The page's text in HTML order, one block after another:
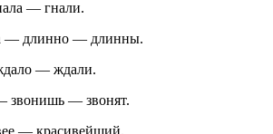
— гнали.
— длинно — длинны.
— ждали.
звонишь — звонят.
— красивейший.